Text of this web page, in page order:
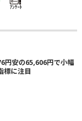
ｱﾝｹｰﾄ
円安の65,606円で小幅
に注目